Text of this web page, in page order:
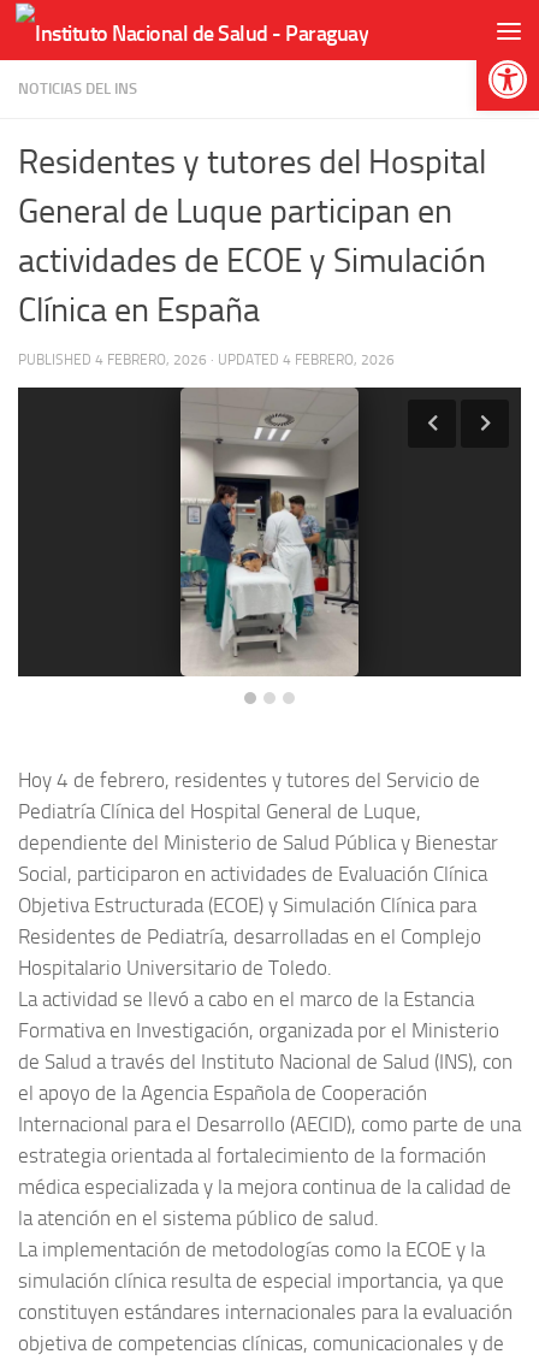
Skip to content
NOTICIAS DEL INS
Residentes y tutores del Hospital
General de Luque participan en
actividades de ECOE y Simulación
Clínica en España
PUBLISHED 4 FEBRERO, 2026 · UPDATED 4 FEBRERO, 2026
Hoy 4 de febrero, residentes y tutores del Servicio de
Pediatría Clínica del Hospital General de Luque,
dependiente del Ministerio de Salud Pública y Bienestar
Social, participaron en actividades de Evaluación Clínica
Objetiva Estructurada (ECOE) y Simulación Clínica para
Residentes de Pediatría, desarrolladas en el Complejo
Hospitalario Universitario de Toledo.
La actividad se llevó a cabo en el marco de la Estancia
Formativa en Investigación, organizada por el Ministerio
de Salud a través del Instituto Nacional de Salud (INS), con
el apoyo de la Agencia Española de Cooperación
Internacional para el Desarrollo (AECID), como parte de una
estrategia orientada al fortalecimiento de la formación
médica especializada y la mejora continua de la calidad de
la atención en el sistema público de salud.
La implementación de metodologías como la ECOE y la
simulación clínica resulta de especial importancia, ya que
constituyen estándares internacionales para la evaluación
objetiva de competencias clínicas, comunicacionales y de